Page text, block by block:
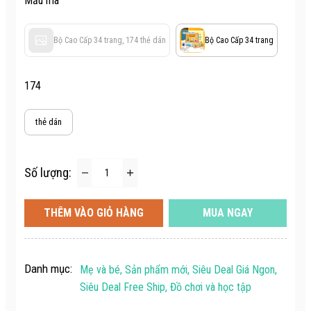
Số lượng:
THÊM VÀO GIỎ HÀNG MUA NGAY
Danh mục:
Mẹ và bé, Sản phẩm mới, Siêu Deal Giá Ngon,
Siêu Deal Free Ship, Đồ chơi và học tập
Bộ Cao Cấp 34 trang, 174 thẻ dán Bộ Cao Cấp 34 trang
174
thẻ dán